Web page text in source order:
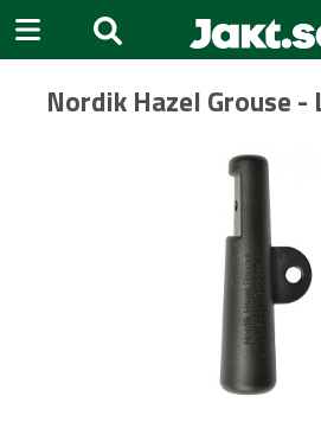
Nordik Hazel Grouse -